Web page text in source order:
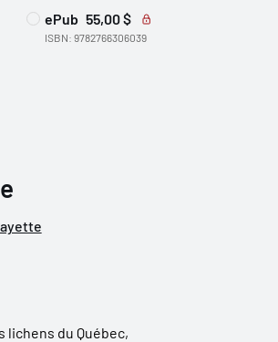
ePub 55,00 $
ISBN: 9782766306039
du Québec,